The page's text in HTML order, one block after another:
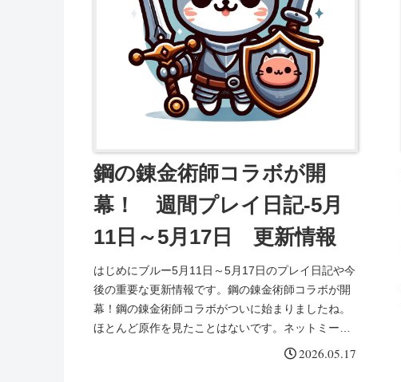
鋼の錬金術師コラボが開
幕！ 週間プレイ日記-5月
11日～5月17日 更新情報
はじめにブルー5月11日～5月17日のプレイ日記や今
後の重要な更新情報です。鋼の錬金術師コラボが開
幕！鋼の錬金術師コラボがついに始まりましたね。
ほとんど原作を見たことはないです。ネットミーム
をいくつか作り出した作品という認識です。「君の
2026.05.17